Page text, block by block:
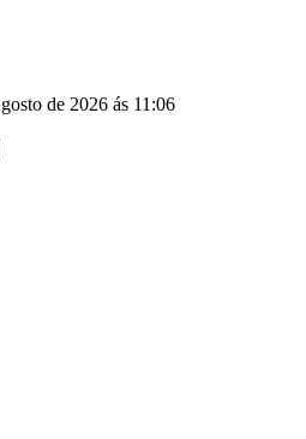
de 2026 ás 11:06